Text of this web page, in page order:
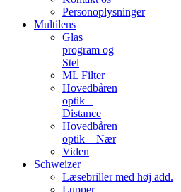
Personoplysninger
Multilens
Glas
program og
Stel
ML Filter
Hovedbåren
optik –
Distance
Hovedbåren
optik – Nær
Viden
Schweizer
Læsebriller med høj add.
Lupper